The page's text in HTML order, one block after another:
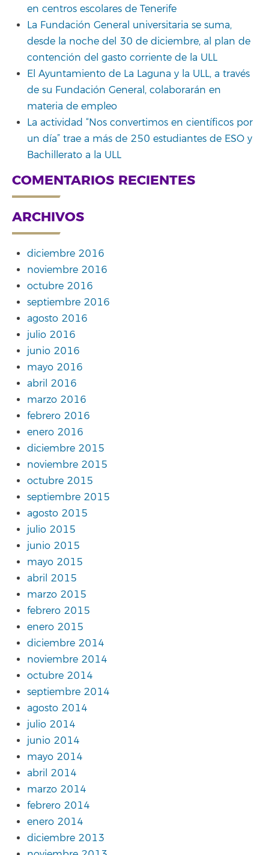
en centros escolares de Tenerife
La Fundación General universitaria se suma,
desde la noche del 30 de diciembre, al plan de
contención del gasto corriente de la ULL
El Ayuntamiento de La Laguna y la ULL, a través
de su Fundación General, colaborarán en
materia de empleo
La actividad “Nos convertimos en científicos por
un día” trae a más de 250 estudiantes de ESO y
Bachillerato a la ULL
COMENTARIOS RECIENTES
ARCHIVOS
diciembre 2016
noviembre 2016
octubre 2016
septiembre 2016
agosto 2016
julio 2016
junio 2016
mayo 2016
abril 2016
marzo 2016
febrero 2016
enero 2016
diciembre 2015
noviembre 2015
octubre 2015
septiembre 2015
agosto 2015
julio 2015
junio 2015
mayo 2015
abril 2015
marzo 2015
febrero 2015
enero 2015
diciembre 2014
noviembre 2014
octubre 2014
septiembre 2014
agosto 2014
julio 2014
junio 2014
mayo 2014
abril 2014
marzo 2014
febrero 2014
enero 2014
diciembre 2013